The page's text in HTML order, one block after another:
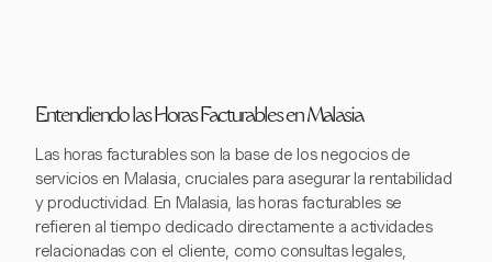
Entendiendo las Horas Facturables en Malasia
Las horas facturables son la base de los negocios de
servicios en Malasia, cruciales para asegurar la rentabilidad
y productividad. En Malasia, las horas facturables se
refieren al tiempo dedicado directamente a actividades
relacionadas con el cliente, como consultas legales,